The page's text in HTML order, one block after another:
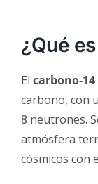
¿Qué
El carbono-14
carbono, con
8 neutrones.
atmósfera
cósmicos con